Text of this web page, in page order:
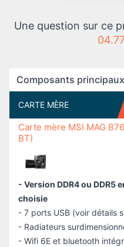
Une question sur ce
Composants principaux
CARTE MÈRE
Carte mère MSI MAG
BT)
- Version DDR4 ou DDR5
choisie
- 7 ports USB (voir détails
- Radiateurs
- Wifi 6E et bluetooth